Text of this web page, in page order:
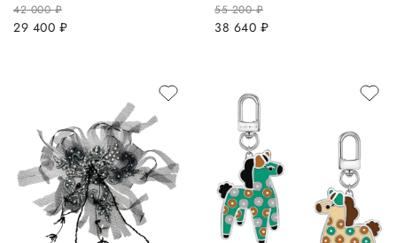
42 000руб.
29 400 руб.
55 200руб.
38 640 руб.